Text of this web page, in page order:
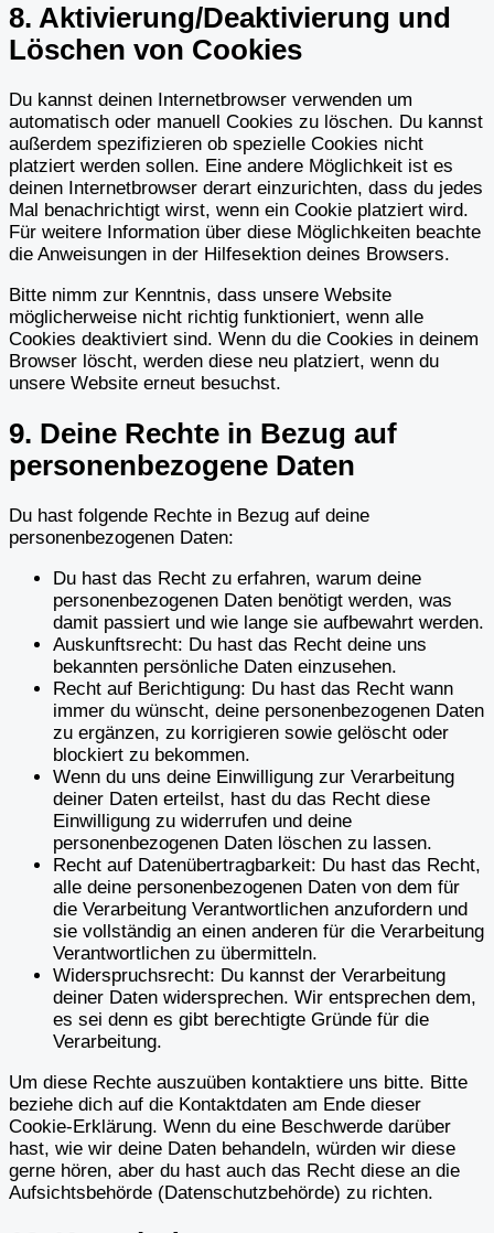
8. Aktivierung/Deaktivierung und
Löschen von Cookies
Du kannst deinen Internetbrowser verwenden um
automatisch oder manuell Cookies zu löschen. Du kannst
außerdem spezifizieren ob spezielle Cookies nicht
platziert werden sollen. Eine andere Möglichkeit ist es
deinen Internetbrowser derart einzurichten, dass du jedes
Mal benachrichtigt wirst, wenn ein Cookie platziert wird.
Für weitere Information über diese Möglichkeiten beachte
die Anweisungen in der Hilfesektion deines Browsers.
Bitte nimm zur Kenntnis, dass unsere Website
möglicherweise nicht richtig funktioniert, wenn alle
Cookies deaktiviert sind. Wenn du die Cookies in deinem
Browser löscht, werden diese neu platziert, wenn du
unsere Website erneut besuchst.
9. Deine Rechte in Bezug auf
personenbezogene Daten
Du hast folgende Rechte in Bezug auf deine
personenbezogenen Daten:
Du hast das Recht zu erfahren, warum deine
personenbezogenen Daten benötigt werden, was
damit passiert und wie lange sie aufbewahrt werden.
Auskunftsrecht: Du hast das Recht deine uns
bekannten persönliche Daten einzusehen.
Recht auf Berichtigung: Du hast das Recht wann
immer du wünscht, deine personenbezogenen Daten
zu ergänzen, zu korrigieren sowie gelöscht oder
blockiert zu bekommen.
Wenn du uns deine Einwilligung zur Verarbeitung
deiner Daten erteilst, hast du das Recht diese
Einwilligung zu widerrufen und deine
personenbezogenen Daten löschen zu lassen.
Recht auf Datenübertragbarkeit: Du hast das Recht,
alle deine personenbezogenen Daten von dem für
die Verarbeitung Verantwortlichen anzufordern und
sie vollständig an einen anderen für die Verarbeitung
Verantwortlichen zu übermitteln.
Widerspruchsrecht: Du kannst der Verarbeitung
deiner Daten widersprechen. Wir entsprechen dem,
es sei denn es gibt berechtigte Gründe für die
Verarbeitung.
Um diese Rechte auszuüben kontaktiere uns bitte. Bitte
beziehe dich auf die Kontaktdaten am Ende dieser
Cookie-Erklärung. Wenn du eine Beschwerde darüber
hast, wie wir deine Daten behandeln, würden wir diese
gerne hören, aber du hast auch das Recht diese an die
Aufsichtsbehörde (Datenschutzbehörde) zu richten.